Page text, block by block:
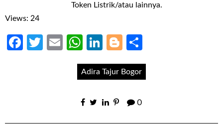
Token Listrik/atau lainnya.
Views: 24
Facebook
Twitter
EmailWhatsApp
LinkedIn
Blogger
Adira Tajur Bogor
0